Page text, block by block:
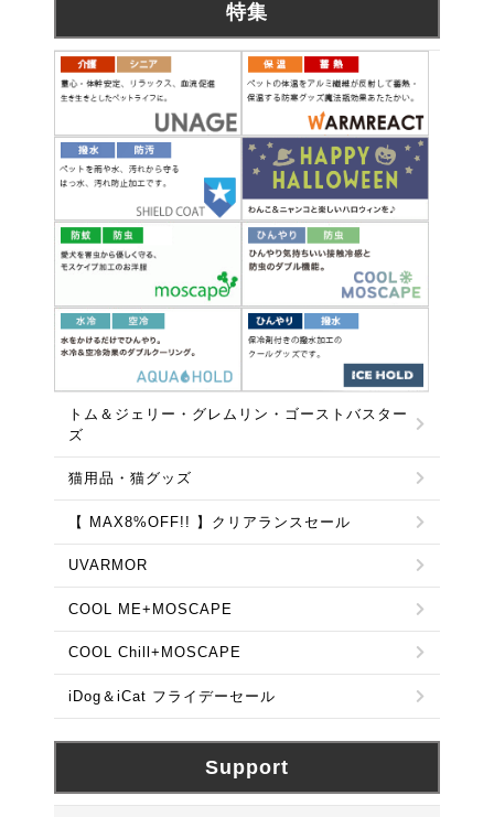
特集
トム＆ジェリー・グレムリン・ゴーストバスター
ズ
猫用品・猫グッズ
【 MAX8%OFF!! 】クリアランスセール
UVARMOR
COOL ME+MOSCAPE
COOL Chill+MOSCAPE
iDog＆iCat フライデーセール
Support